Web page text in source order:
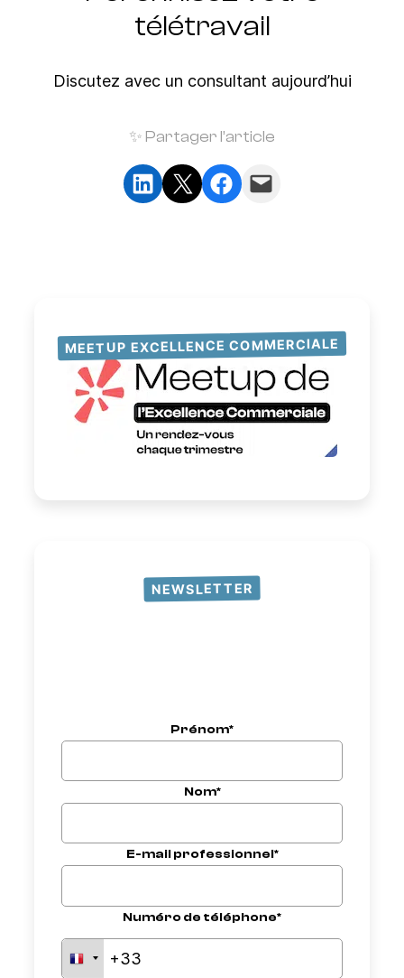
télétravail
Discutez avec un consultant aujourd’hui
✨ Partager l’article
Partager sur LinkedIn Partager sur X Partager sur Facebook Envoyer cette page par e-mail
MEETUP EXCELLENCE COMMERCIALE
NEWSLETTER
Prénom*
Nom*
E-mail professionnel*
Numéro de téléphone*